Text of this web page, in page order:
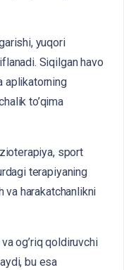
yuqori
Siqilgan havo
aplikatorning
to’qima
sport
terapiyaning
va harakatchanlikni
og’riq qoldiruvchi
bu esa